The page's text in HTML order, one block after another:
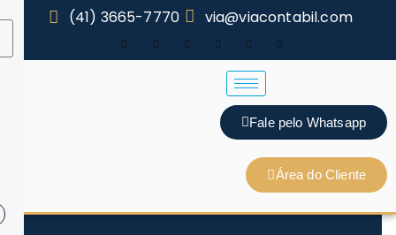
(41) 3665-7770 via@viacontabil.com
Fale pelo Whatsapp
Área do Cliente